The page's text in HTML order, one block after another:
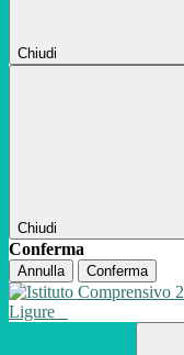
Chiudi
Chiudi
Conferma
Annulla Conferma
Ligure